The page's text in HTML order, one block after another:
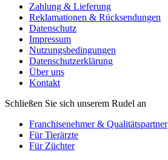
Zahlung & Lieferung
Reklamationen & Rücksendungen
Datenschutz
Impressum
Nutzungsbedingungen
Datenschutzerklärung
Über uns
Kontakt
Schließen Sie sich unserem Rudel an
Franchisenehmer & Qualitätspartner
Für Tierärzte
Für Züchter